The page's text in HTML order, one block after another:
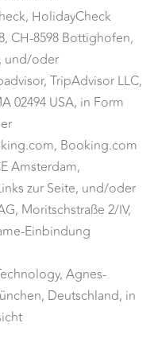
HolidayCheck
CH-8598 Bottighofen,
und/oder
TripAdvisor LLC,
02494 USA, in Form
Booking.com
Amsterdam,
zur Seite, und/oder
Moritschstraße 2/IV,
Einbindung
Agnes-
Deutschland, in